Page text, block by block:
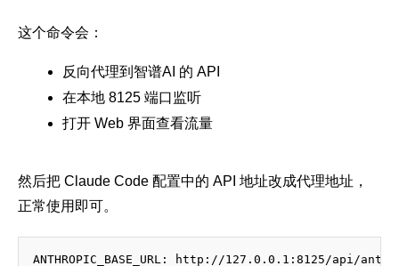
这个命令会：
反向代理到智谱AI 的 API
在本地 8125 端口监听
打开 Web 界面查看流量
然后把 Claude Code 配置中的 API 地址改成代理地址，
正常使用即可。